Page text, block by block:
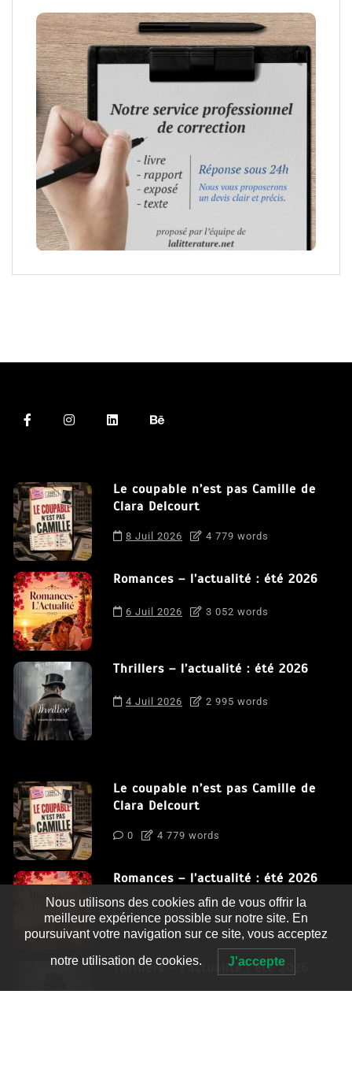
Le coupable n’est pas Camille de
Clara Delcourt
8 Juil 2026 4 779 words
Romances – l’actualité : été 2026
6 Juil 2026 3 052 words
Thrillers – l’actualité : été 2026
4 Juil 2026 2 995 words
Le coupable n’est pas Camille de
Clara Delcourt
0 4 779 words
Romances – l’actualité : été 2026
0 3 052 words
Thrillers – l’actualité : été 2026
Nous utilisons des cookies afin de vous offrir la
meilleure expérience possible sur notre site. En
poursuivant votre navigation sur ce site, vous acceptez
notre utilisation de cookies. J'accepte